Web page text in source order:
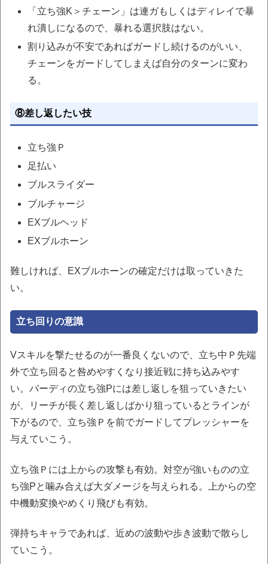
「立ち強K＞チェーン」は連ガもしくはディレイで暴
れ潰しになるので、暴れる選択肢はない。
割り込みが不安であればガードし続けるのがいい、
チェーンをガードしてしまえば自分のターンに変わ
る。
⑧差し返したい技
立ち強Ｐ
足払い
ブルスライダー
ブルチャージ
EXブルヘッド
EXブルホーン
難しければ、EXブルホーンの確定だけは取っていきた
い。
立ち回りの意識
Vスキルを撃たせるのが一番良くないので、立ち中Ｐ先端
外で立ち回ると咎めやすくなり接近戦に持ち込みやす
い。バーディの立ち強Pには差し返しを狙っていきたい
が、リーチが長く差し返しばかり狙っているとラインが
下がるので、立ち強Ｐを前でガードしてプレッシャーを
与えていこう。
立ち強Ｐには上からの攻撃も有効。対空が強いものの立
ち強Pと噛み合えば大ダメージを与えられる。上からの空
中機動変換やめくり飛びも有効。
弾持ちキャラであれば、近めの波動や歩き波動で散らし
ていこう。